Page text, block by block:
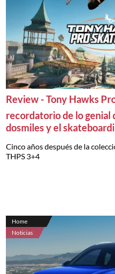
Review - Tony Hawks
recordatorio de lo genial
dosmiles y el
Cinco años después de la
THPS 3+4
Home
Noticias